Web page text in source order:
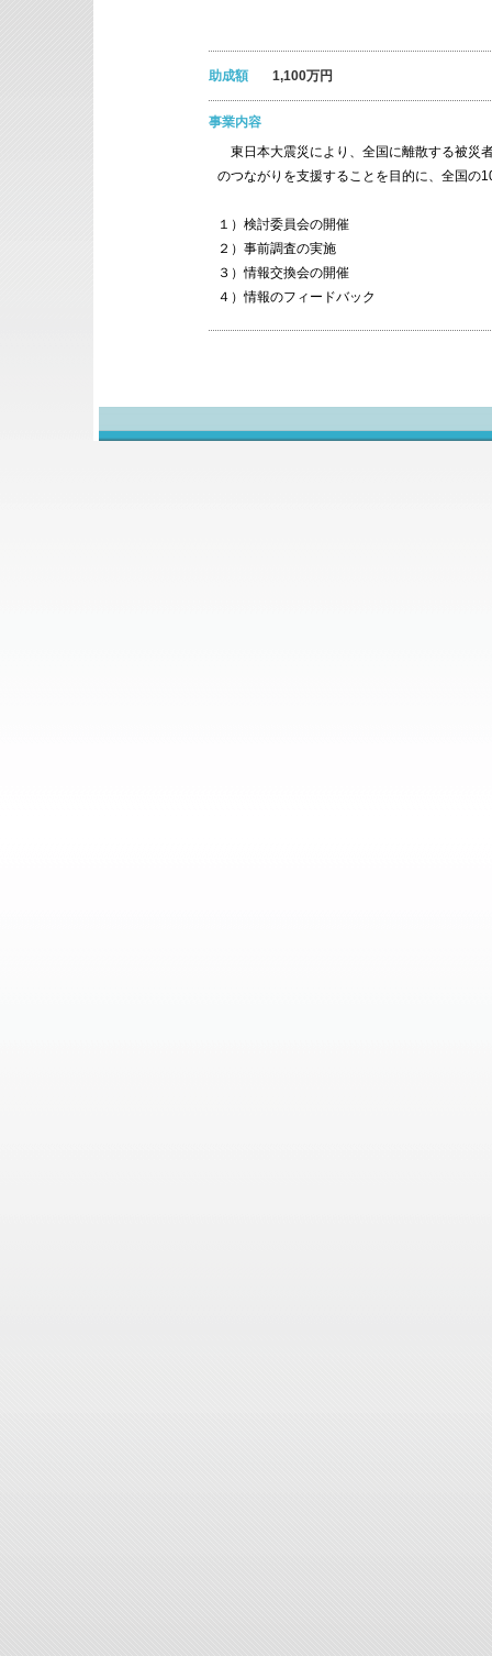
助成額 1,100万円
事業内容
東日本大震災により、全国に離散する被災
のつながりを支援することを目的に、全国
１）検討委員会の開催
２）事前調査の実施
３）情報交換会の開催
４）情報のフィードバック